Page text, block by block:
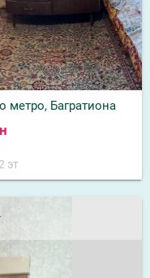
метро, Багратиона
эт